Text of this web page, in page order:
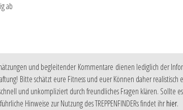
ab
und begleitender Kommentare dienen lediglich der
Bitte schätzt eure Fitness und euer Können daher
und unkompliziert durch freundliches Fragen klären.
Hinweise zur Nutzung des TREPPENFINDERs findet ihrhier.